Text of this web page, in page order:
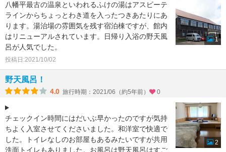
八幡平最古の温泉といわれるふけの湯はアスピーテ
ラインからちょっとわき道を入ったつきあたりにあ
ります。湯治場の雰囲気を残す宿泊棟ですが、館内
はリニューアルされています。日帰り入浴の野天風
呂が人気でした。
投稿日:2021/10/02
1
野天風呂！
4.0 旅行時期：2021/06（約5年前） 0
チェックイン時間にはだいぶ早かったのですが気持
ちよく入室させてくださいました。和洋室で快適で
した。トイレなしのお部屋もあるみたいですが共用
洗面トイレもありました。お風呂は野天風呂はすご
2